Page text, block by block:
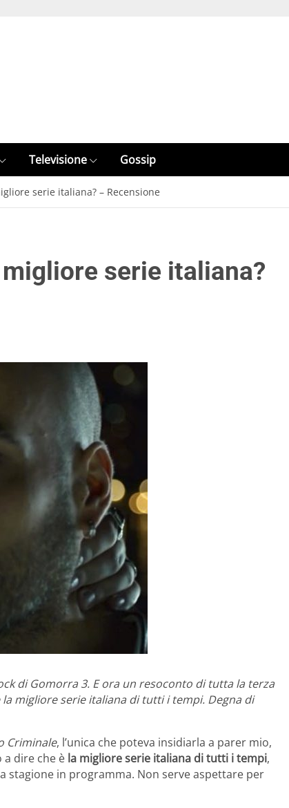
Televisione Gossip
serie italiana? – Recensione
serie italiana?
di Gomorra 3. E ora un resoconto di tutta la terza
migliore serie italiana di tutti i tempi. Degna di
Criminale, l’unica che poteva insidiarla a parer mio,
dire che è la migliore serie italiana di tutti i tempi,
stagione in programma. Non serve aspettare per